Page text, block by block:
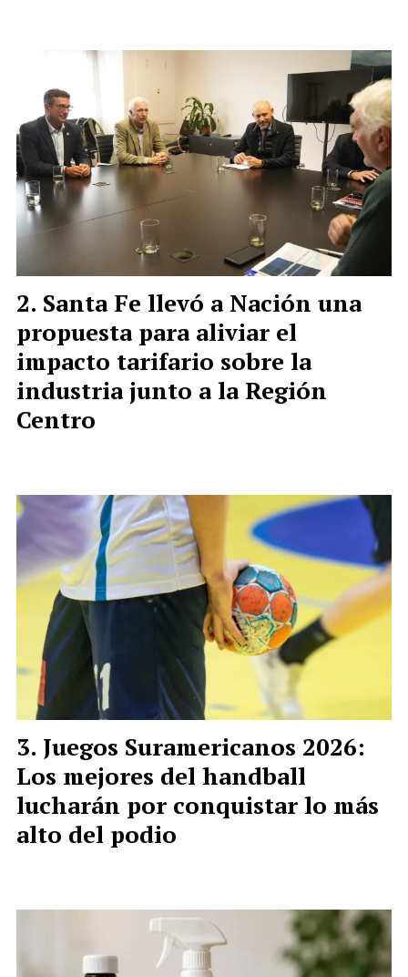
Santa Fe llevó a Nación una
propuesta para aliviar el
impacto tarifario sobre la
industria junto a la Región
Centro
Juegos Suramericanos 2026:
Los mejores del handball
lucharán por conquistar lo más
alto del podio